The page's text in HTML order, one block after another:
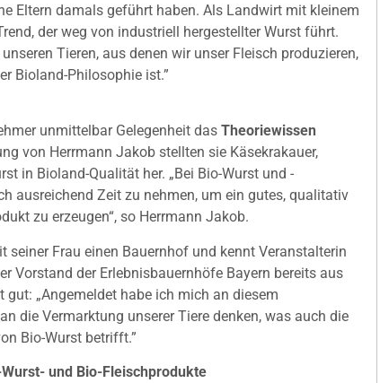
Eltern damals geführt haben. Als Landwirt mit kleinem
der weg von industriell hergestellter Wurst führt.
Tieren, aus denen wir unser Fleisch produzieren,
Bioland-Philosophie ist.”
unmittelbar Gelegenheit das Theoriewissen
von Herrmann Jakob stellten sie Käsekrakauer,
in Bioland-Qualität her. „Bei Bio-Wurst und -
ausreichend Zeit zu nehmen, um ein gutes, qualitativ
zu erzeugen“, so Herrmann Jakob.
seiner Frau einen Bauernhof und kennt Veranstalterin
Vorstand der Erlebnisbauernhöfe Bayern bereits aus
gut: „Angemeldet habe ich mich an diesem
die Vermarktung unserer Tiere denken, was auch die
Bio-Wurst betrifft.”
und Bio-Fleischprodukte